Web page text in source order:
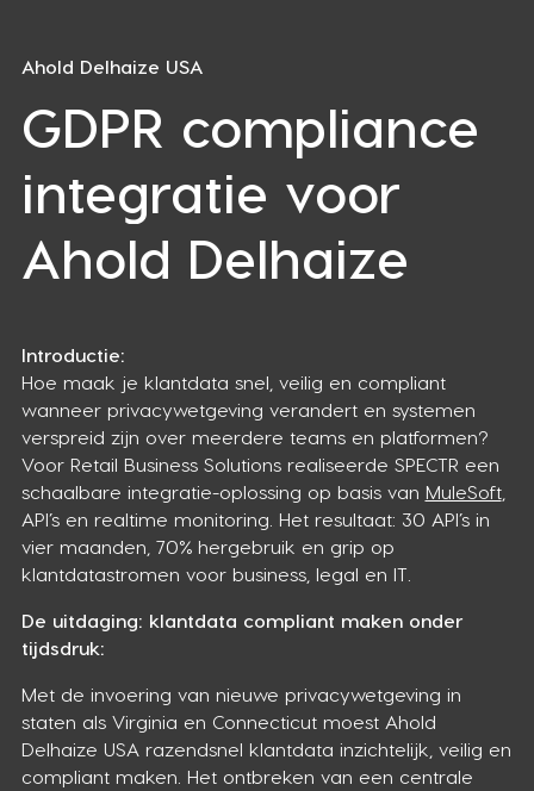
Ahold Delhaize USA
GDPR compliance
integratie voor
Ahold Delhaize
Introductie:
Hoe maak je klantdata snel, veilig en compliant
wanneer privacywetgeving verandert en systemen
verspreid zijn over meerdere teams en platformen?
Voor Retail Business Solutions realiseerde SPECTR een
schaalbare integratie-oplossing op basis van MuleSoft,
API’s en realtime monitoring. Het resultaat: 30 API’s in
vier maanden, 70% hergebruik en grip op
klantdatastromen voor business, legal en IT.
De uitdaging: klantdata compliant maken onder
tijdsdruk:
Met de invoering van nieuwe privacywetgeving in
staten als Virginia en Connecticut moest Ahold
Delhaize USA razendsnel klantdata inzichtelijk, veilig en
compliant maken. Het ontbreken van een centrale